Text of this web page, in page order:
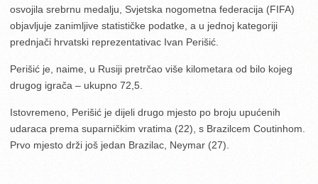
osvojila srebrnu medalju, Svjetska nogometna federacija (FIFA)
objavljuje zanimljive statističke podatke, a u jednoj kategoriji
prednjači hrvatski reprezentativac Ivan Perišić.
Perišić je, naime, u Rusiji pretrčao više kilometara od bilo kojeg
drugog igrača – ukupno 72,5.
Istovremeno, Perišić je dijeli drugo mjesto po broju upućenih
udaraca prema suparničkim vratima (22), s Brazilcem Coutinhom.
Prvo mjesto drži još jedan Brazilac, Neymar (27).